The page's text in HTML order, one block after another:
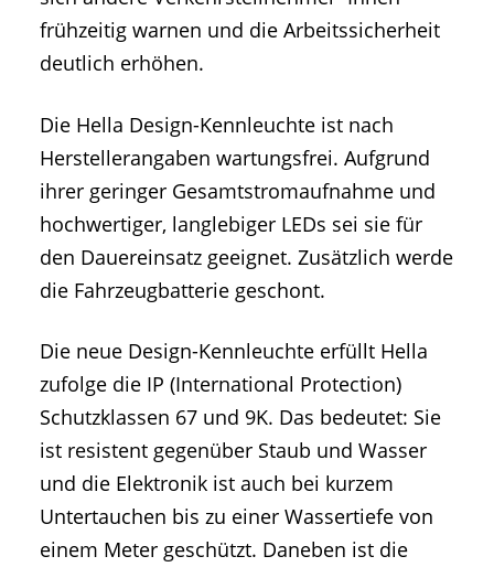
frühzeitig warnen und die Arbeitssicherheit
deutlich erhöhen.
Die Hella Design-Kennleuchte ist nach
Herstellerangaben wartungsfrei. Aufgrund
ihrer geringer Gesamtstromaufnahme und
hochwertiger, langlebiger LEDs sei sie für
den Dauereinsatz geeignet. Zusätzlich werde
die Fahrzeugbatterie geschont.
Die neue Design-Kennleuchte erfüllt Hella
zufolge die IP (International Protection)
Schutzklassen 67 und 9K. Das bedeutet: Sie
ist resistent gegenüber Staub und Wasser
und die Elektronik ist auch bei kurzem
Untertauchen bis zu einer Wassertiefe von
einem Meter geschützt. Daneben ist die